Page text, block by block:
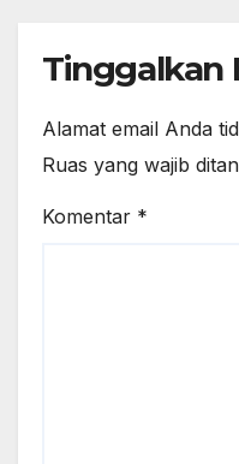
Tinggalkan
Alamat email Anda
Ruas yang wajib
Komentar *